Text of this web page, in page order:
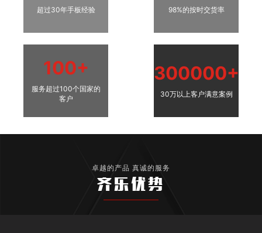
超过30年手板经验 98%的按时交货率
100+
服务超过100个国家的
客户
300000+
30万以上客户满意案例
卓越的产品 真诚的服务
齐乐优势